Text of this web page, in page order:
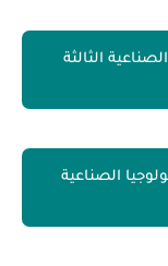
الثالثة
الصناعية